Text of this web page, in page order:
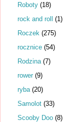
Roboty (18)
rock and roll (1)
Roczek (275)
rocznice (54)
Rodzina (7)
rower (9)
ryba (20)
Samolot (33)
Scooby Doo (8)